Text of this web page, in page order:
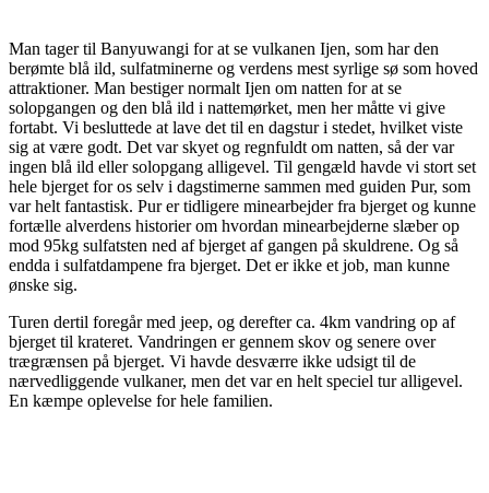
Man tager til Banyuwangi for at se vulkanen Ijen, som har den
berømte blå ild, sulfatminerne og verdens mest syrlige sø som hoved
attraktioner. Man bestiger normalt Ijen om natten for at se
solopgangen og den blå ild i nattemørket, men her måtte vi give
fortabt. Vi besluttede at lave det til en dagstur i stedet, hvilket viste
sig at være godt. Det var skyet og regnfuldt om natten, så der var
ingen blå ild eller solopgang alligevel. Til gengæld havde vi stort set
hele bjerget for os selv i dagstimerne sammen med guiden Pur, som
var helt fantastisk. Pur er tidligere minearbejder fra bjerget og kunne
fortælle alverdens historier om hvordan minearbejderne slæber op
mod 95kg sulfatsten ned af bjerget af gangen på skuldrene. Og så
endda i sulfatdampene fra bjerget. Det er ikke et job, man kunne
ønske sig.
Turen dertil foregår med jeep, og derefter ca. 4km vandring op af
bjerget til krateret. Vandringen er gennem skov og senere over
trægrænsen på bjerget. Vi havde desværre ikke udsigt til de
nærvedliggende vulkaner, men det var en helt speciel tur alligevel.
En kæmpe oplevelse for hele familien.